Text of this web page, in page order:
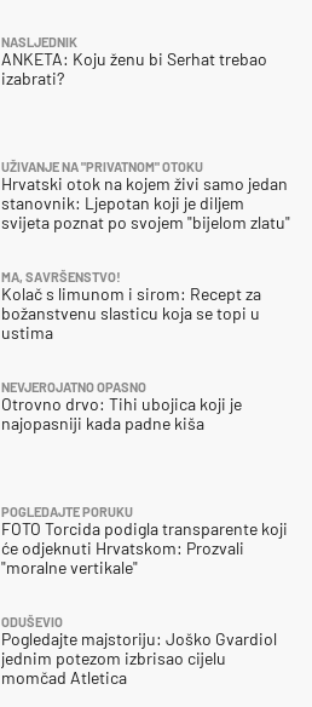
POGLEDAJTE PORUKU
FOTO Torcida podigla transparente koji
će odjeknuti Hrvatskom: Prozvali
"moralne vertikale"
ODUŠEVIO
Pogledajte majstoriju: Joško Gvardiol
jednim potezom izbrisao cijelu
momčad Atletica
NASLJEDNIK
ANKETA: Koju ženu bi Serhat trebao
izabrati?
UŽIVANJE NA "PRIVATNOM" OTOKU
Hrvatski otok na kojem živi samo jedan
stanovnik: Ljepotan koji je diljem
svijeta poznat po svojem "bijelom zlatu"
MA, SAVRŠENSTVO!
Kolač s limunom i sirom: Recept za
božanstvenu slasticu koja se topi u
ustima
NEVJEROJATNO OPASNO
Otrovno drvo: Tihi ubojica koji je
najopasniji kada padne kiša